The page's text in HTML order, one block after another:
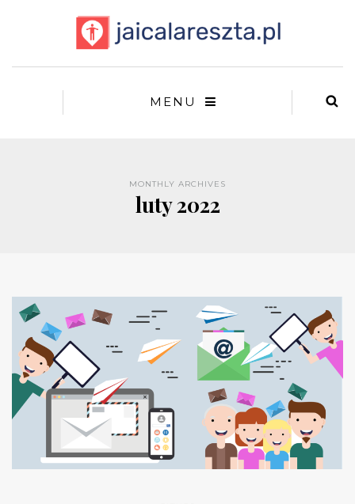
MENU
MONTHLY ARCHIVES
luty 2022